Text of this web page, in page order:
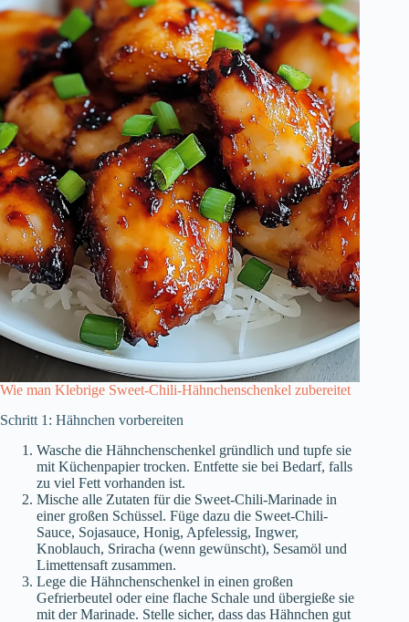
Wie man Klebrige Sweet-Chili-Hähnchenschenkel zubereitet
Schritt 1: Hähnchen vorbereiten
Wasche die Hähnchenschenkel gründlich und tupfe sie
mit Küchenpapier trocken. Entfette sie bei Bedarf, falls
zu viel Fett vorhanden ist.
Mische alle Zutaten für die Sweet-Chili-Marinade in
einer großen Schüssel. Füge dazu die Sweet-Chili-
Sauce, Sojasauce, Honig, Apfelessig, Ingwer,
Knoblauch, Sriracha (wenn gewünscht), Sesamöl und
Limettensaft zusammen.
Lege die Hähnchenschenkel in einen großen
Gefrierbeutel oder eine flache Schale und übergieße sie
mit der Marinade. Stelle sicher, dass das Hähnchen gut